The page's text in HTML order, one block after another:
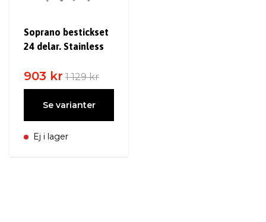
Soprano bestickset
24 delar. Stainless
903 kr 1 129 kr
Se varianter
Ej i lager